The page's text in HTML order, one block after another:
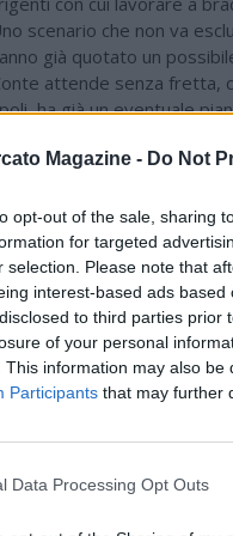
Magazine - Do Not
opt-out of the sale, sharing
for targeted
selection. Please note that
interest-based ads
to third parties
of your personal
This information may also
Participants that may further
Data Processing Opt Outs
scenario che non va
già quotato un
attende senza fretta,
ha già un eventuale
Torino.
IN EVIDENZA
07.08 09:19 - CDS
plusvalenza della
Gutierrez non
mercato, il punto
ore di mercato
l'attaccante
05.08 21:38 -